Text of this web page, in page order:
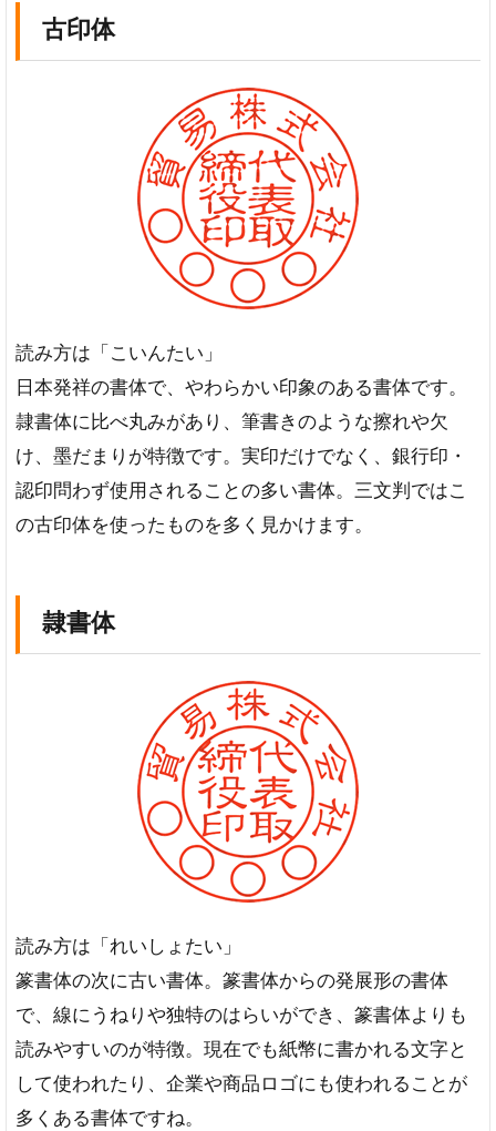
古印体
読み方は「こいんたい」
日本発祥の書体で、やわらかい印象のある書体です。
隷書体に比べ丸みがあり、筆書きのような擦れや欠
け、墨だまりが特徴です。実印だけでなく、銀行印・
認印問わず使用されることの多い書体。三文判ではこ
の古印体を使ったものを多く見かけます。
隷書体
読み方は「れいしょたい」
篆書体の次に古い書体。篆書体からの発展形の書体
で、線にうねりや独特のはらいができ、篆書体よりも
読みやすいのが特徴。現在でも紙幣に書かれる文字と
して使われたり、企業や商品ロゴにも使われることが
多くある書体ですね。